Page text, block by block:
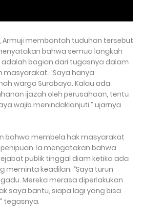
Armuji membantah tuduhan tersebut
bahwa semua langkah
bagian dari tugasnya dalam
masyarakat. “Saya hanya
warga Surabaya. Kalau ada
ijazah oleh perusahaan, tentu
wajib menindaklanjuti,” ujarnya
bahwa membela hak masyarakat
Ia mengatakan bahwa
publik tinggal diam ketika ada
meminta keadilan. “Saya turun
Mereka merasa diperlakukan
saya bantu, siapa lagi yang bisa
tegasnya.